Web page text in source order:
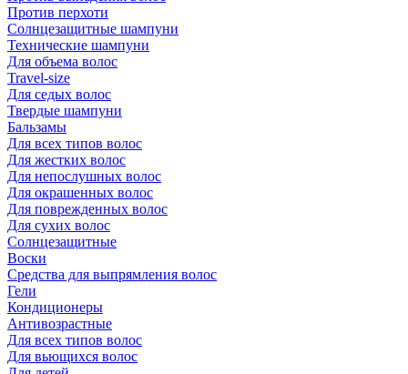
Против перхоти
Солнцезащитные шампуни
Технические шампуни
Для объема волос
Travel-size
Для седых волос
Твердые шампуни
Бальзамы
Для всех типов волос
Для жестких волос
Для непослушных волос
Для окрашенных волос
Для поврежденных волос
Для сухих волос
Солнцезащитные
Воски
Средства для выпрямления волос
Гели
Кондиционеры
Антивозрастные
Для всех типов волос
Для вьющихся волос